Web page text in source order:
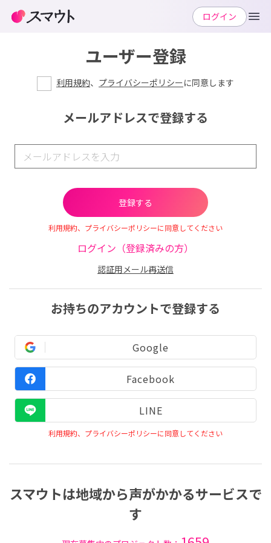
ユーザー登録
利用規約、 プライバシーポリシーに同意します
メールアドレスで登録する
利用規約、プライバシーポリシーに同意してください
ログイン（登録済みの方）
認証用メール再送信
お持ちのアカウントで登録する
Google
Facebook
LINE
利用規約、プライバシーポリシーに同意してください
スマウトは地域から声がかかるサービスで
す
ログイン